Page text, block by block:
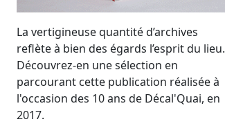
La vertigineuse quantité d’archives
reflète à bien des égards l’esprit du lieu.
Découvrez-en une sélection en
parcourant cette publication réalisée à
l'occasion des 10 ans de Décal'Quai, en
2017.